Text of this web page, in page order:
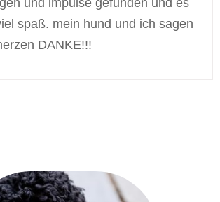
und impulse gefunden und es
spaß. mein hund und ich sagen
DANKE!!!